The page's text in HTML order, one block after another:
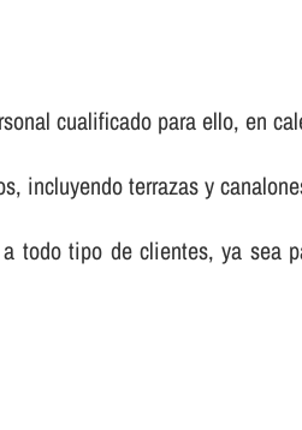
cualificado para ello, en
incluyendo terrazas y
todo tipo de clientes, ya